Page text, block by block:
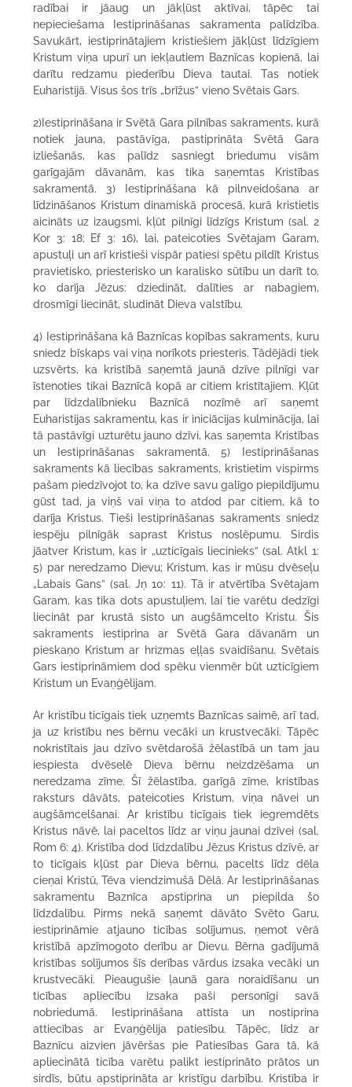
radībai ir jāaug un jākļūst aktīvai, tāpēc tai
nepieciešama Iestiprināšanas sakramenta palīdzība.
Savukārt, iestiprinātajiem kristiešiem jākļūst līdzīgiem
Kristum viņa upurī un iekļautiem Baznīcas kopienā, lai
darītu redzamu piederību Dieva tautai. Tas notiek
Euharistijā. Visus šos trīs „brīžus” vieno Svētais Gars.
2)Iestiprināšana ir Svētā Gara pilnības sakraments, kurā
notiek jauna, pastāvīga, pastiprināta Svētā Gara
izliešanās, kas palīdz sasniegt briedumu visām
garīgajām dāvanām, kas tika saņemtas Kristības
sakramentā. 3) Iestiprināšana kā pilnveidošana ar
līdzināšanos Kristum dinamiskā procesā, kurā kristietis
aicināts uz izaugsmi, kļūt pilnīgi līdzīgs Kristum (sal. 2
Kor 3: 18; Ef 3: 16), lai, pateicoties Svētajam Garam,
apustuļi un arī kristieši vispār patiesi spētu pildīt Kristus
pravietisko, priesterisko un karalisko sūtību un darīt to,
ko darīja Jēzus: dziedināt, dalīties ar nabagiem,
drosmīgi liecināt, sludināt Dieva valstību.
4) Iestiprināšana kā Baznīcas kopības sakraments, kuru
sniedz bīskaps vai viņa norīkots priesteris. Tādējādi tiek
uzsvērts, ka kristībā saņemtā jaunā dzīve pilnīgi var
īstenoties tikai Baznīcā kopā ar citiem kristītajiem. Kļūt
par līdzdalībnieku Baznīcā nozīmē arī saņemt
Euharistijas sakramentu, kas ir iniciācijas kulminācija, lai
tā pastāvīgi uzturētu jauno dzīvi, kas saņemta Kristības
un Iestiprināšanas sakramentā. 5) Iestiprināšanas
sakraments kā liecības sakraments, kristietim vispirms
pašam piedzīvojot to, ka dzīve savu galīgo piepildījumu
gūst tad, ja viņš vai viņa to atdod par citiem, kā to
darīja Kristus. Tieši Iestiprināšanas sakraments sniedz
iespēju pilnīgāk saprast Kristus noslēpumu. Sirdis
jāatver Kristum, kas ir „uzticīgais liecinieks” (sal. Atkl 1:
5) par neredzamo Dievu; Kristum, kas ir mūsu dvēseļu
„Labais Gans” (sal. Jņ 10: 11). Tā ir atvērtība Svētajam
Garam, kas tika dots apustuļiem, lai tie varētu dedzīgi
liecināt par krustā sisto un augšāmcelto Kristu. Šis
sakraments iestiprina ar Svētā Gara dāvanām un
pieskaņo Kristum ar hrizmas eļļas svaidīšanu. Svētais
Gars iestiprināmiem dod spēku vienmēr būt uzticīgiem
Kristum un Evaņģēlijam.
Ar kristību ticīgais tiek uzņemts Baznīcas saimē, arī tad,
ja uz kristību nes bērnu vecāki un krustvecāki. Tāpēc
nokristītais jau dzīvo svētdarošā žēlastībā un tam jau
iespiesta dvēselē Dieva bērnu neizdzēšama un
neredzama zīme. Šī žēlastība, garīgā zīme, kristības
raksturs dāvāts, pateicoties Kristum, viņa nāvei un
augšāmcelšanai. Ar kristību ticīgais tiek iegremdēts
Kristus nāvē, lai paceltos līdz ar viņu jaunai dzīvei (sal.
Rom 6: 4). Kristība dod līdzdalību Jēzus Kristus dzīvē, ar
to ticīgais kļūst par Dieva bērnu, pacelts līdz dēla
cieņai Kristū, Tēva viendzimušā Dēlā. Ar Iestiprināšanas
sakramentu Baznīca apstiprina un piepilda šo
līdzdalību. Pirms nekā saņemt dāvāto Svēto Garu,
iestiprināmie atjauno ticības solījumus, ņemot vērā
kristībā apzīmogoto derību ar Dievu. Bērna gadījumā
kristības solījumos šīs derības vārdus izsaka vecāki un
krustvecāki. Pieaugušie ļaunā gara noraidīšanu un
ticības apliecību izsaka paši personīgi savā
nobriedumā. Iestiprināšana attīsta un nostiprina
attiecības ar Evaņģēlija patiesību. Tāpēc, līdz ar
Baznīcu aizvien jāvēršas pie Patiesības Gara tā, kā
apliecinātā ticība varētu palikt iestiprināto prātos un
sirdīs, būtu apstiprināta ar kristīgu darbību. Kristība ir